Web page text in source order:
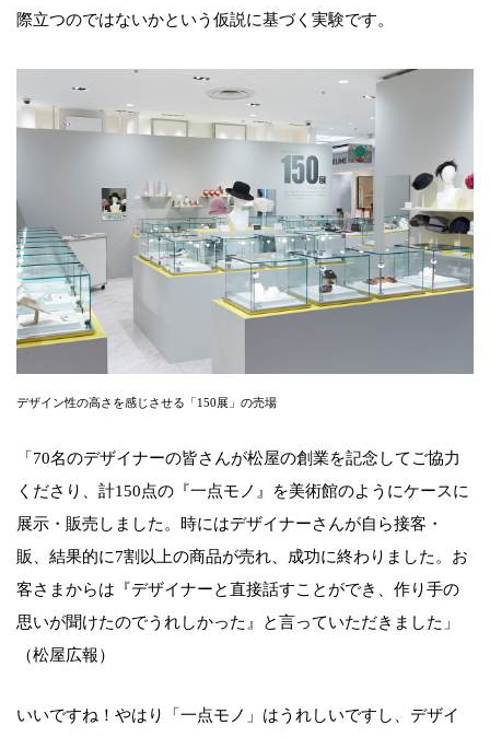
際立つのではないかという仮説に基づく実験です。
デザイン性の高さを感じさせる「150展」の売場
「70名のデザイナーの皆さんが松屋の創業を記念してご協力
くださり、計150点の『一点モノ』を美術館のようにケースに
展示・販売しました。時にはデザイナーさんが自ら接客・
販、結果的に7割以上の商品が売れ、成功に終わりました。お
客さまからは『デザイナーと直接話すことができ、作り手の
思いが聞けたのでうれしかった』と言っていただきました」
（松屋広報）
いいですね！やはり「一点モノ」はうれしいですし、デザイ